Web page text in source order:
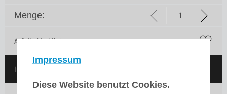
Impressum
Diese Website benutzt Cookies.
Menge:
Auf die Merkliste
In den Warenkorb